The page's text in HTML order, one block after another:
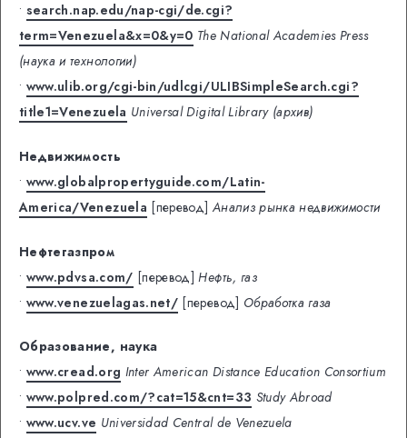
• search.nap.edu/nap-cgi/de.cgi?
term=Venezuela&x=0&y=0 The National Academies Press
(наука и технологии)
• www.ulib.org/cgi-bin/udlcgi/ULIBSimpleSearch.cgi?
title1=Venezuela Universal Digital Library (архив)
Недвижимость
• www.globalpropertyguide.com/Latin-
America/Venezuela [перевод] Анализ рынка недвижимости
Нефтегазпром
• www.pdvsa.com/ [перевод] Нефть, газ
• www.venezuelagas.net/ [перевод] Обработка газа
Образование, наука
• www.cread.org Inter American Distance Education Consortium
• www.polpred.com/?cat=15&cnt=33 Study Abroad
• www.ucv.ve Universidad Central de Venezuela